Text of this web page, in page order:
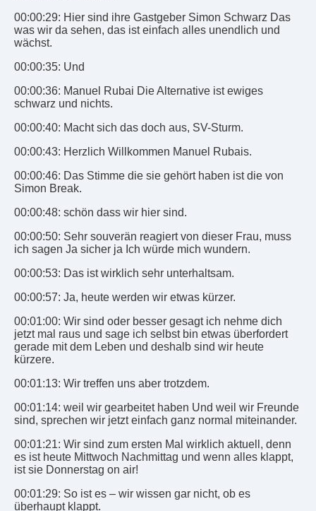
00:00:29: Hier sind ihre Gastgeber Simon Schwarz Das
was wir da sehen, das ist einfach alles unendlich und
wächst.
00:00:35: Und
00:00:36: Manuel Rubai Die Alternative ist ewiges
schwarz und nichts.
00:00:40: Macht sich das doch aus, SV-Sturm.
00:00:43: Herzlich Willkommen Manuel Rubais.
00:00:46: Das Stimme die sie gehört haben ist die von
Simon Break.
00:00:48: schön dass wir hier sind.
00:00:50: Sehr souverän reagiert von dieser Frau, muss
ich sagen Ja sicher ja Ich würde mich wundern.
00:00:53: Das ist wirklich sehr unterhaltsam.
00:00:57: Ja, heute werden wir etwas kürzer.
00:01:00: Wir sind oder besser gesagt ich nehme dich
jetzt mal raus und sage ich selbst bin etwas überfordert
gerade mit dem Leben und deshalb sind wir heute
kürzere.
00:01:13: Wir treffen uns aber trotzdem.
00:01:14: weil wir gearbeitet haben Und weil wir Freunde
sind, sprechen wir jetzt einfach ganz normal miteinander.
00:01:21: Wir sind zum ersten Mal wirklich aktuell, denn
es ist heute Mittwoch Nachmittag und wenn alles klappt,
ist sie Donnerstag on air!
00:01:29: So ist es – wir wissen gar nicht, ob es
überhaupt klappt.